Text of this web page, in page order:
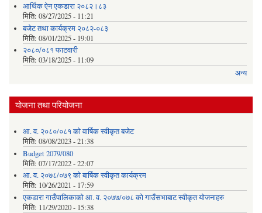
आर्थिक ऐन एकडारा २०८२।८३
मिति: 08/27/2025 - 11:21
बजेट तथा कार्यक्रम २०८२-०८३
मिति: 08/01/2025 - 19:01
२०८०/०८१ फाटवारी
मिति: 03/18/2025 - 11:09
अन्य
योजना तथा परियोजना
आ. व. २०८०/०८१ को वार्षिक स्वीकृत बजेट
मिति: 08/08/2023 - 21:38
Budget 2079/080
मिति: 07/17/2022 - 22:07
आ. व. २०७८/०७९ को बार्षिक स्वीकृत कार्यक्रम
मिति: 10/26/2021 - 17:59
एकडारा गाउँपालिकाको आ. व. २०७७/०७८ को गाउँसभाबाट स्वीकृत योजनाहरु
मिति: 11/29/2020 - 15:38